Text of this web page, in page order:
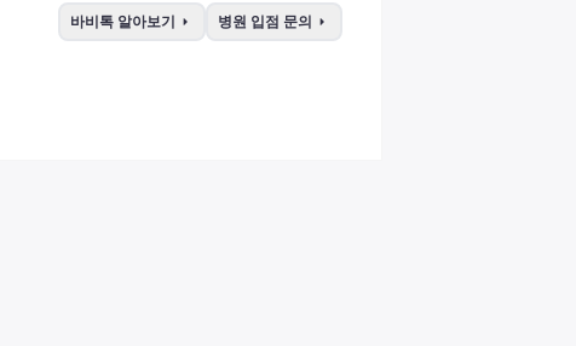
바비톡 알아보기 arrow_right 병원 입점 문의 arrow_right